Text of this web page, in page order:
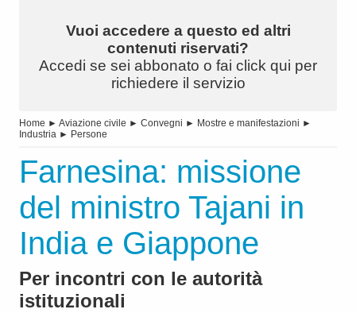
Vuoi accedere a questo ed altri
contenuti riservati?
Accedi se sei abbonato o fai click qui per
richiedere il servizio
Home ► Aviazione civile ► Convegni ► Mostre e manifestazioni ►
Industria ► Persone
Farnesina: missione
del ministro Tajani in
India e Giappone
Per incontri con le autorità
istituzionali